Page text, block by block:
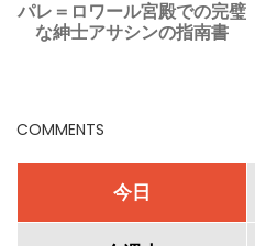
パレ＝ロワール宮殿での完璧
な紳士アサシンの指南書
COMMENTS
今日